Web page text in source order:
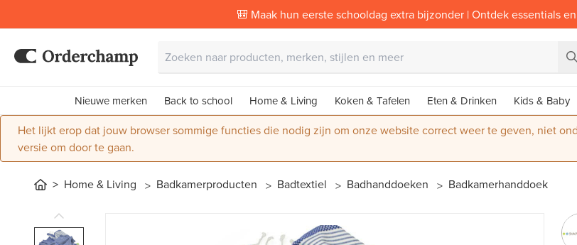
🎒 Maak hun eerste schooldag extra bijzonder | Ontdek essentials
Nieuwe merken Back to school Home & Living Koken & Tafelen Eten & Drinken Kids & Baby
Het lijkt erop dat jouw browser sommige functies die nodig zijn om onze website correct weer te geven, niet
versie om door te gaan.
Home & Living Badkamerproducten Badtextiel Badhanddoeken Bad­kamer­handdoek